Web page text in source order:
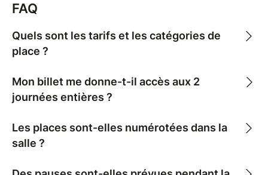
FAQ
Quels sont les tarifs et les catégories de
place ?
Mon billet me donne-t-il accès aux 2
journées entières ?
Les places sont-elles numérotées dans la
salle ?